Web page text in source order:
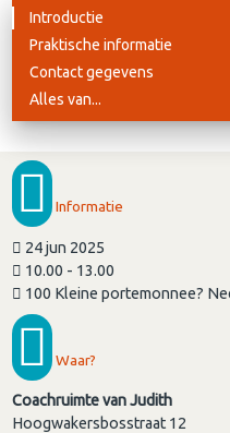
Introductie
Praktische informatie
Contact gegevens
Alles van...
Informatie
24 jun 2025
10.00 - 13.00
100 Kleine portemonnee?
Waar?
Coachruimte van Judith
Hoogwakersbosstraat 12